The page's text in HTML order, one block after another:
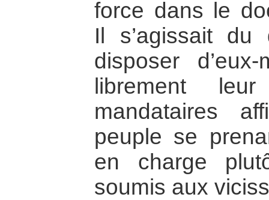
force dans le
Il s’agissait
disposer
librement
mandataires
peuple se
en charge
soumis aux